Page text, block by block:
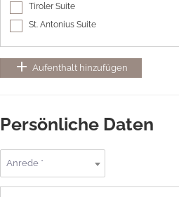
Tiroler Suite
St. Antonius Suite
add Aufenthalt hinzufügen
Persönliche Daten
Anrede *